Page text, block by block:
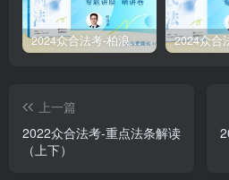
2024众合法考-柏浪涛刑法-精讲卷pdf电子版（附视频1-76全）
上一篇
2022众合法考-重点法条解读
（上下）